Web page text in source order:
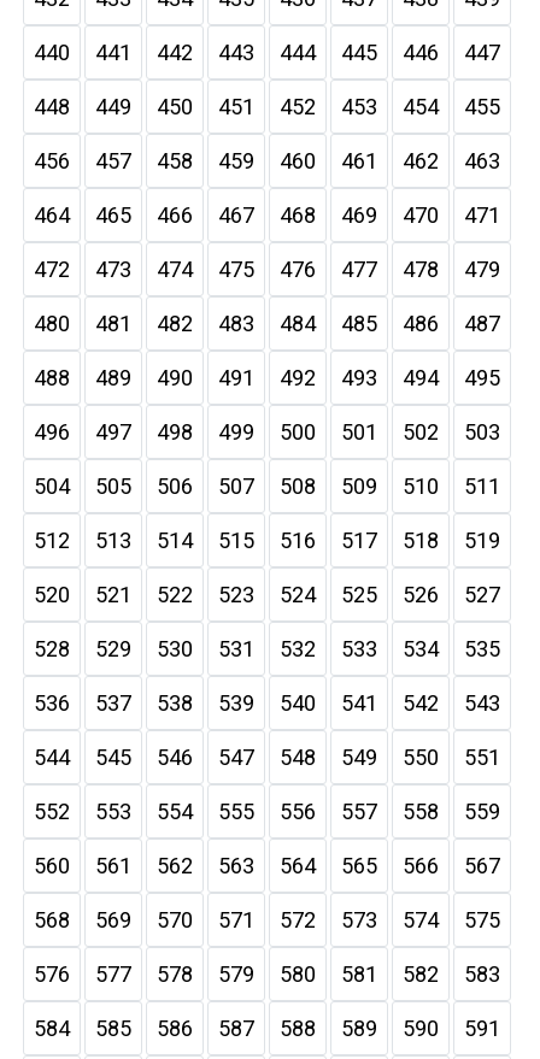
440 441 442 443 444 445 446 447
448 449 450 451 452 453 454 455
456 457 458 459 460 461 462 463
464 465 466 467 468 469 470 471
472 473 474 475 476 477 478 479
480 481 482 483 484 485 486 487
488 489 490 491 492 493 494 495
496 497 498 499 500 501 502 503
504 505 506 507 508 509 510 511
512 513 514 515 516 517 518 519
520 521 522 523 524 525 526 527
528 529 530 531 532 533 534 535
536 537 538 539 540 541 542 543
544 545 546 547 548 549 550 551
552 553 554 555 556 557 558 559
560 561 562 563 564 565 566 567
568 569 570 571 572 573 574 575
576 577 578 579 580 581 582 583
584 585 586 587 588 589 590 591